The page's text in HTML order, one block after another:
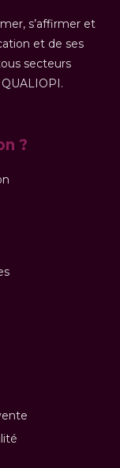
s’affirmer et
et de ses
secteurs
?